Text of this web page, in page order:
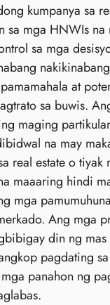
kumpanya sa
sa mga HNWIs na
sa mga
at
sa buwis.
maging
na may
real estate o tiyak
maaaring hindi
mga
Ang mga
din ng
pagdating
panahon ng